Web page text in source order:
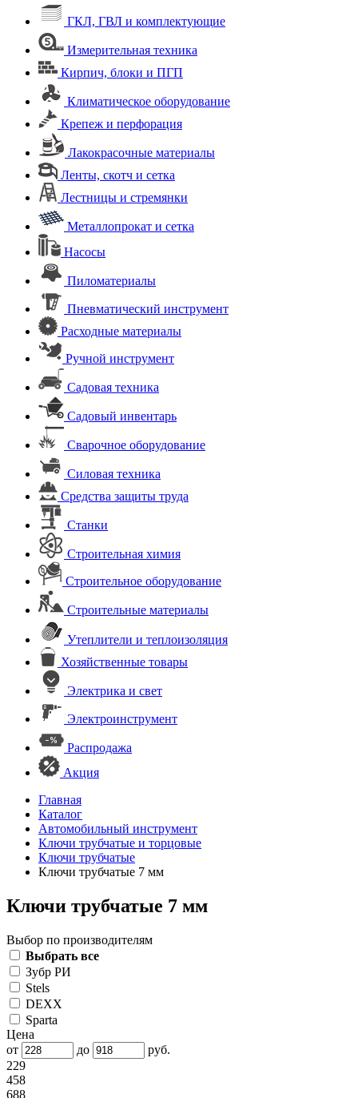
ГКЛ, ГВЛ и комплектующие
Измерительная техника
Кирпич, блоки и ПГП
Климатическое оборудование
Крепеж и перфорация
Лакокрасочные материалы
Ленты, скотч и сетка
Лестницы и стремянки
Металлопрокат и сетка
Насосы
Пиломатериалы
Пневматический инструмент
Расходные материалы
Ручной инструмент
Садовая техника
Садовый инвентарь
Сварочное оборудование
Силовая техника
Средства защиты труда
Станки
Строительная химия
Строительное оборудование
Строительные материалы
Утеплители и теплоизоляция
Хозяйственные товары
Электрика и свет
Электроинструмент
Распродажа
Акция
Главная
Каталог
Автомобильный инструмент
Ключи трубчатые и торцовые
Ключи трубчатые
Ключи трубчатые 7 мм
Ключи трубчатые 7 мм
Выбор по производителям
Выбрать все
Зубр РИ
Stels
DEXX
Sparta
Цена
от
до
руб.
229
458
688